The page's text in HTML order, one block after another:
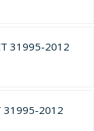
31995-2012
2012